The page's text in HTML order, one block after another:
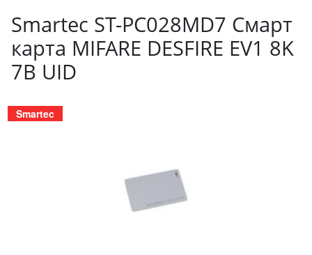
Smartec ST-PC028MD7 Cмарт
карта MIFARE DESFIRE EV1 8K
7B UID
Smartec